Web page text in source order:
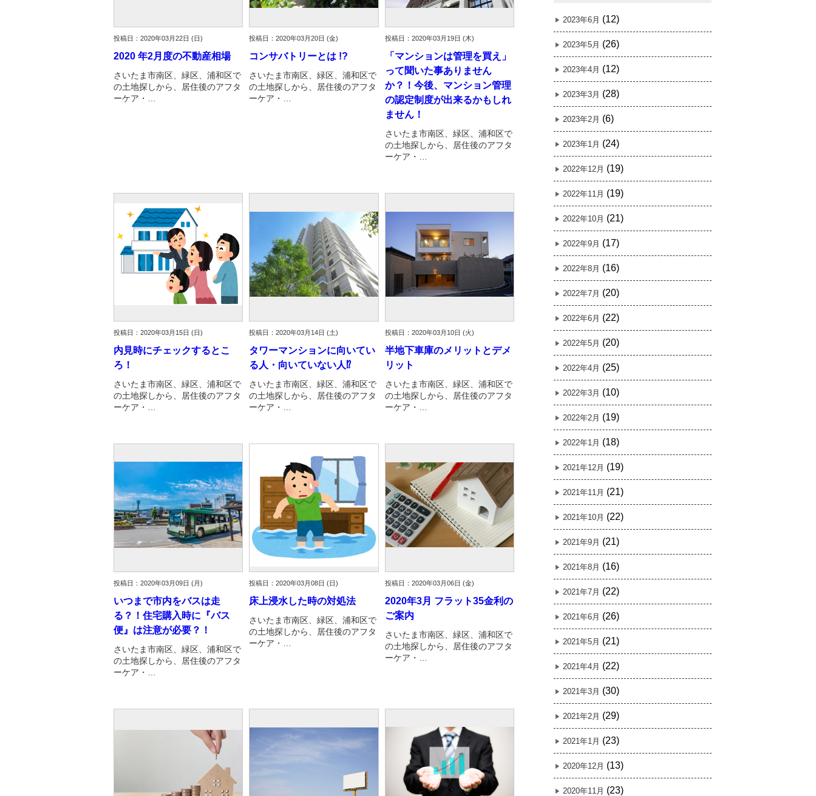
投稿日：2020年03月22日 (日)
2020 年2月度の不動産相場
さいたま市南区、緑区、浦和区で
の土地探しから、居住後のアフタ
ーケア・…
投稿日：2020年03月20日 (金)
コンサバトリーとは !?
さいたま市南区、緑区、浦和区で
の土地探しから、居住後のアフタ
ーケア・…
投稿日：2020年03月19日 (木)
「マンションは管理を買え」
って聞いた事ありません
か？！今後、マンション管理
の認定制度が出来るかもしれ
ません！
さいたま市南区、緑区、浦和区で
の土地探しから、居住後のアフタ
ーケア・…
投稿日：2020年03月15日 (日)
内見時にチェックするとこ
ろ！
さいたま市南区、緑区、浦和区で
の土地探しから、居住後のアフタ
ーケア・…
投稿日：2020年03月14日 (土)
タワーマンションに向いてい
る人・向いていない人⁉
さいたま市南区、緑区、浦和区で
の土地探しから、居住後のアフタ
ーケア・…
投稿日：2020年03月10日 (火)
半地下車庫のメリットとデメ
リット
さいたま市南区、緑区、浦和区で
の土地探しから、居住後のアフタ
ーケア・…
投稿日：2020年03月09日 (月)
いつまで市内をバスは走
る？！住宅購入時に『バス
便』は注意が必要？！
さいたま市南区、緑区、浦和区で
の土地探しから、居住後のアフタ
ーケア・…
投稿日：2020年03月08日 (日)
床上浸水した時の対処法
さいたま市南区、緑区、浦和区で
の土地探しから、居住後のアフタ
ーケア・…
投稿日：2020年03月06日 (金)
2020年3月 フラット35金利の
ご案内
さいたま市南区、緑区、浦和区で
の土地探しから、居住後のアフタ
ーケア・…
2023年6月 (12)
2023年5月 (26)
2023年4月 (12)
2023年3月 (28)
2023年2月 (6)
2023年1月 (24)
2022年12月 (19)
2022年11月 (19)
2022年10月 (21)
2022年9月 (17)
2022年8月 (16)
2022年7月 (20)
2022年6月 (22)
2022年5月 (20)
2022年4月 (25)
2022年3月 (10)
2022年2月 (19)
2022年1月 (18)
2021年12月 (19)
2021年11月 (21)
2021年10月 (22)
2021年9月 (21)
2021年8月 (16)
2021年7月 (22)
2021年6月 (26)
2021年5月 (21)
2021年4月 (22)
2021年3月 (30)
2021年2月 (29)
2021年1月 (23)
2020年12月 (13)
2020年11月 (23)